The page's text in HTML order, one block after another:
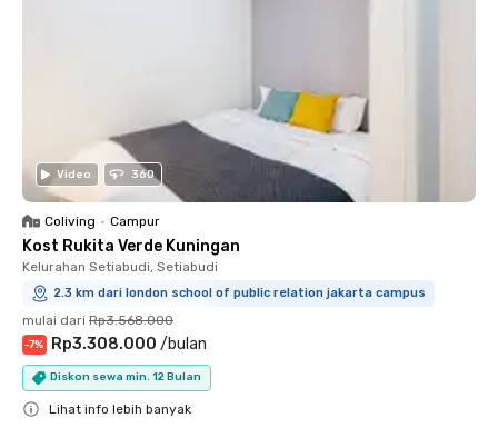
Video 360
Coliving • Campur
Kost Rukita Verde Kuningan
Kelurahan Setiabudi, Setiabudi
2.3 km dari london school of public relation jakarta campus
mulai dari Rp3.568.000
-7% Rp3.308.000 /bulan
Diskon sewa min. 12 Bulan
Lihat info lebih banyak